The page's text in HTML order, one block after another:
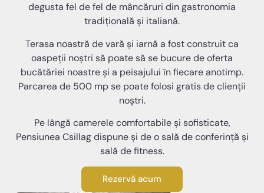
degusta fel de fel de mâncăruri din gastronomia
tradițională şi italiană.
Terasa noastră de vară și iarnă a fost construit ca
oaspeții noștri să poate să se bucure de oferta
bucătăriei noastre și a peisajului în fiecare anotimp.
Parcarea de 500 mp se poate folosi gratis de clienții
noștri.
Pe lângă camerele comfortabile și sofisticate,
Pensiunea Csillag dispune și de o sală de conferință și
sală de fitness.
Rezervă acum